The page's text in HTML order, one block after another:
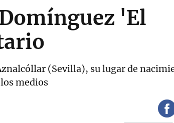
'El
(Sevilla), su lugar de
medios